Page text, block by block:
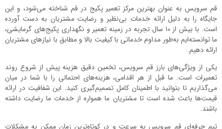
قم سرویس به عنوان بهترین مرکز تعمیر پکیج در قم شناخته می‌شود، و این
جایگاه را به دلیل ارائه خدمات بی‌نظیر و رضایت مشتریان به دست آورده
است. با بیش از ۱۰ سال تجربه در زمینه تعمیر و نگهداری پکیج‌های گرمایشی،
ما توانسته‌ایم به‌طور مداوم خدماتی با کیفیت بالا و مطابق با نیازهای مشتریان
ارائه دهیم.
یکی از ویژگی‌های بارز قم سرویس، تخمین دقیق هزینه پیش از شروع روند
تعمیرات است. ما قبل از هر اقدامی، هزینه‌های احتمالی را با شما در میان
می‌گذاریم تا بتوانید با اطمینان کامل تصمیم‌گیری کنید. این شفافیت در ارائه
قیمت‌ها باعث شده است تا مشتریان ما همواره از خدمات ما رضایت داشته
باشند.
تیم حرفه‌ای قم سرویس به سرعت و در کوتاه‌ترین زمان ممکن به مشکلات